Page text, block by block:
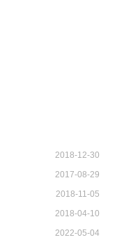
2018-12-30
2017-08-29
2018-11-05
2018-04-10
2022-05-04